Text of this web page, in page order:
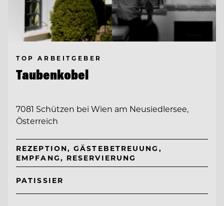
TOP ARBEITGEBER
Taubenkobel
7081 Schützen bei Wien am Neusiedlersee,
Österreich
REZEPTION, GÄSTEBETREUUNG,
EMPFANG, RESERVIERUNG
PATISSIER